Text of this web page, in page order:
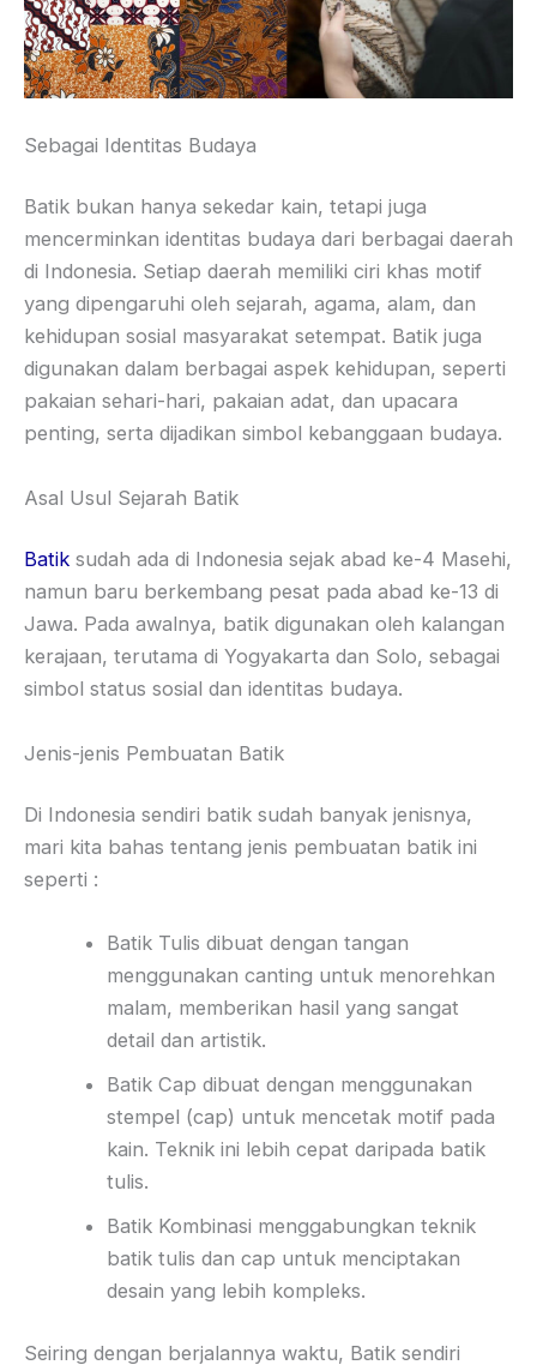
Sebagai Identitas Budaya
Batik bukan hanya sekedar kain, tetapi juga
mencerminkan identitas budaya dari berbagai daerah
di Indonesia. Setiap daerah memiliki ciri khas motif
yang dipengaruhi oleh sejarah, agama, alam, dan
kehidupan sosial masyarakat setempat. Batik juga
digunakan dalam berbagai aspek kehidupan, seperti
pakaian sehari-hari, pakaian adat, dan upacara
penting, serta dijadikan simbol kebanggaan budaya.
Asal Usul Sejarah Batik
Batik sudah ada di Indonesia sejak abad ke-4 Masehi,
namun baru berkembang pesat pada abad ke-13 di
Jawa. Pada awalnya, batik digunakan oleh kalangan
kerajaan, terutama di Yogyakarta dan Solo, sebagai
simbol status sosial dan identitas budaya.
Jenis-jenis Pembuatan Batik
Di Indonesia sendiri batik sudah banyak jenisnya,
mari kita bahas tentang jenis pembuatan batik ini
seperti :
Batik Tulis dibuat dengan tangan
menggunakan canting untuk menorehkan
malam, memberikan hasil yang sangat
detail dan artistik.
Batik Cap dibuat dengan menggunakan
stempel (cap) untuk mencetak motif pada
kain. Teknik ini lebih cepat daripada batik
tulis.
Batik Kombinasi menggabungkan teknik
batik tulis dan cap untuk menciptakan
desain yang lebih kompleks.
Seiring dengan berjalannya waktu, Batik sendiri